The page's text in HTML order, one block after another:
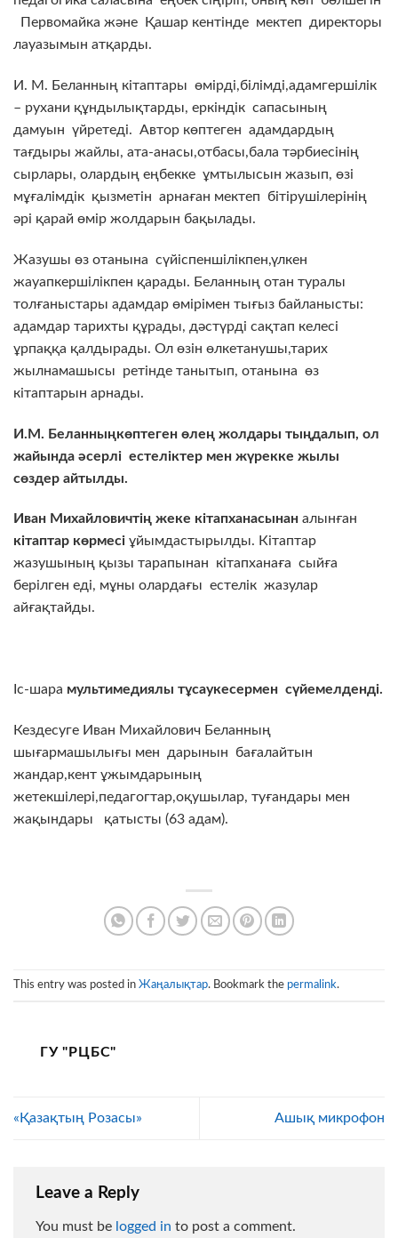
Первомайка және Қашар кентінде мектеп директоры
лауазымын атқарды.
И. М. Беланның кітаптары өмірді,білімді,адамгершілік
– рухани құндылықтарды, еркіндік сапасының
дамуын үйретеді. Автор көптеген адамдардың
тағдыры жайлы, ата-анасы,отбасы,бала тәрбиесінің
сырлары, олардың еңбекке ұмтылысын жазып, өзі
мұғалімдік қызметін арнаған мектеп бітірушілерінің
әрі қарай өмір жолдарын бақылады.
Жазушы өз отанына сүйіспеншілікпен,үлкен
жауапкершілікпен қарады. Беланның отан туралы
толғаныстары адамдар өмірімен тығыз байланысты:
адамдар тарихты құрады, дәстүрді сақтап келесі
ұрпаққа қалдырады. Ол өзін өлкетанушы,тарих
жылнамашысы ретінде танытып, отанына өз
кітаптарын арнады.
И.М. Беланныңкөптеген өлең жолдары тыңдалып, ол
жайында әсерлі естеліктер мен жүрекке жылы
сөздер айтылды.
Иван Михайловичтің жеке кітапханасынан алынған
кітаптар көрмесі ұйымдастырылды. Кітаптар
жазушының қызы тарапынан
кітапханаға сыйға
берілген еді, мұны олардағы естелік жазулар
айғақтайды.
Іс-шара мультимедиялы тұсаукесермен сүйемелденді.
Кездесуге Иван Михайлович Беланның
шығармашылығы мен дарынын бағалайтын
жандар,кент ұжымдарының
жетекшілері,педагогтар,оқушылар, туғандары мен
жақындары қатысты (63 адам).
This entry was posted in Жаңалықтар. Bookmark the permalink.
ГУ "РЦБС"
«Қазақтың Розасы» Ашық микрофон
Leave a Reply
You must be logged in to post a comment.